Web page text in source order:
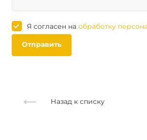
Я согласен на обработку
Отправить
Назад к списку